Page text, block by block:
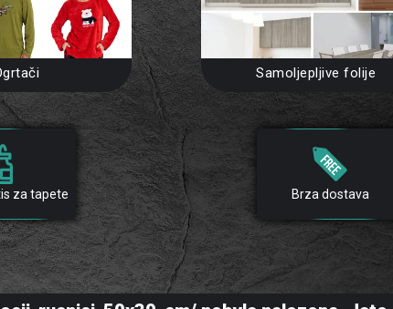
Samoljepljive folije
za tapete Brza dostava